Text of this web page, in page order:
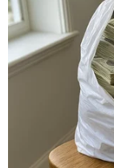
Sứ mệnh
chưa kết